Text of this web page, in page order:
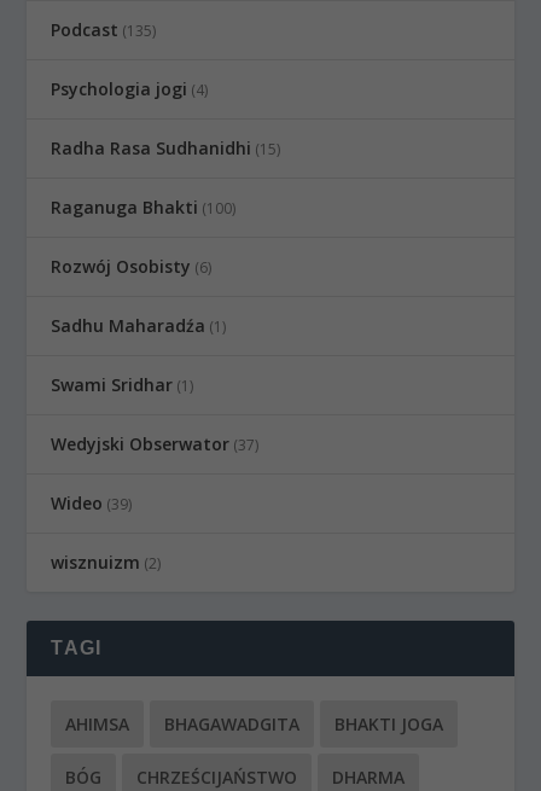
Podcast (135)
Psychologia jogi (4)
Radha Rasa Sudhanidhi (15)
Raganuga Bhakti (100)
Rozwój Osobisty (6)
Sadhu Maharadźa (1)
Swami Sridhar (1)
Wedyjski Obserwator (37)
Wideo (39)
wisznuizm (2)
TAGI
AHIMSA BHAGAWADGITA BHAKTI JOGA
BÓG CHRZEŚCIJAŃSTWO DHARMA